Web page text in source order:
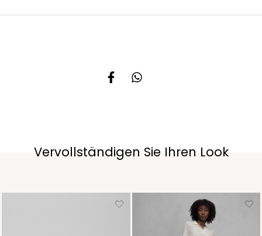
Vervollständigen Sie Ihren Look